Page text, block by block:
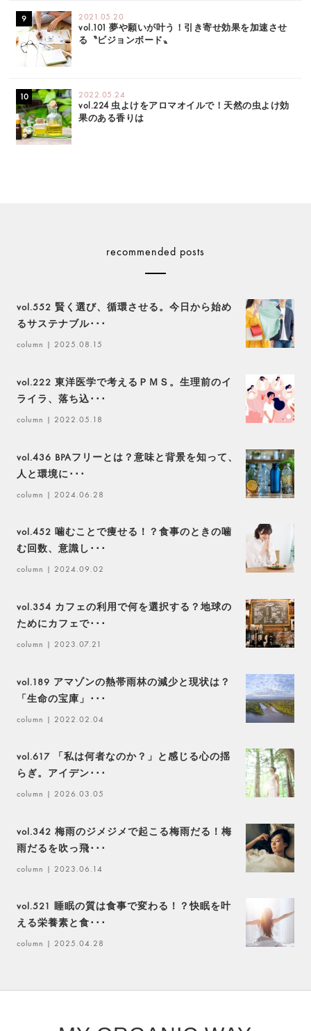
2021.05.20
vol.101 夢や願いが叶う！引き寄せ効果を加速させ
る〝ビジョンボード〟
2022.05.24
vol.224 虫よけをアロマオイルで！天然の虫よけ効
果のある香りは
recommended posts
vol.552 賢く選び、循環させる。今日から始め
るサステナブル･･･
column | 2025.08.15
vol.222 東洋医学で考えるＰＭＳ。生理前のイ
ライラ、落ち込･･･
column | 2022.05.18
vol.436 BPAフリーとは？意味と背景を知って、
人と環境に･･･
column | 2024.06.28
vol.452 噛むことで痩せる！？食事のときの噛
む回数、意識し･･･
column | 2024.09.02
vol.354 カフェの利用で何を選択する？地球の
ためにカフェで･･･
column | 2023.07.21
vol.189 アマゾンの熱帯雨林の減少と現状は？
「生命の宝庫」･･･
column | 2022.02.04
vol.617 「私は何者なのか？」と感じる心の揺
らぎ。アイデン･･･
column | 2026.03.05
vol.342 梅雨のジメジメで起こる梅雨だる！梅
雨だるを吹っ飛･･･
column | 2023.06.14
vol.521 睡眠の質は食事で変わる！？快眠を叶
える栄養素と食･･･
column | 2025.04.28